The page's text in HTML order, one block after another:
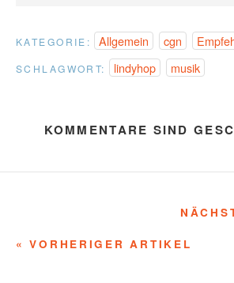
KATEGORIE: Allgemein cgn
SCHLAGWORT: lindyhop musik
KOMMENTARE SIND
« VORHERIGER ARTIKEL